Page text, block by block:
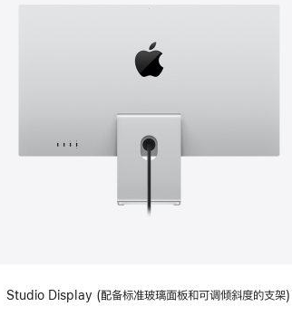
Studio Display (配备标准玻璃面板和可调倾斜度的支架)